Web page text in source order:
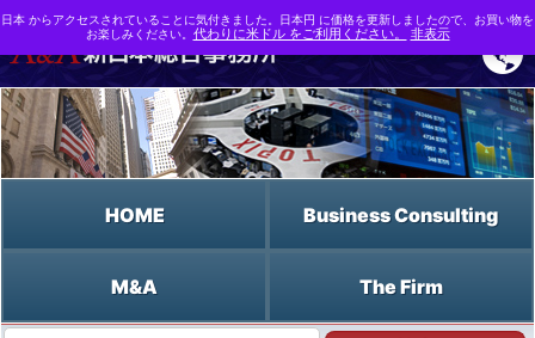
HOME Business Consulting
M&A The Firm
日本 からアクセスされていることに気付きました。日本円 に価格を更新しましたので、お買い物を
お楽しみください。 代わりに米ドル をご利用ください。 非表示